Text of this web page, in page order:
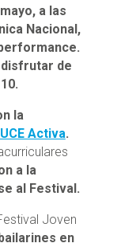
a las
Nacional,
de
la
Activa.
a la
al Festival.
Joven
en